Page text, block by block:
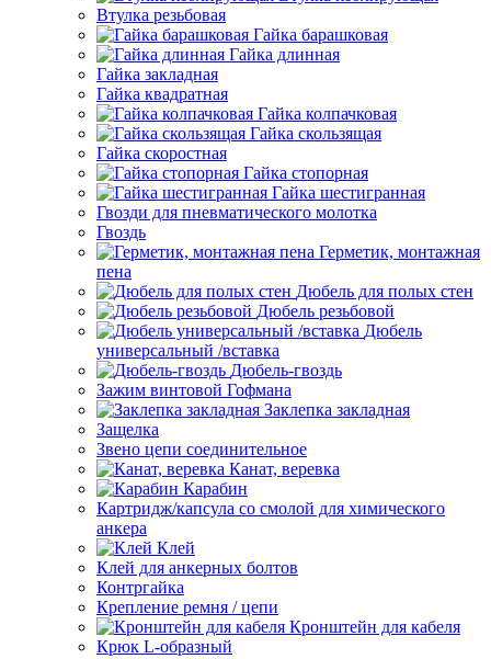
Втулка резьбовая
Гайка барашковая
Гайка длинная
Гайка закладная
Гайка квадратная
Гайка колпачковая
Гайка скользящая
Гайка скоростная
Гайка стопорная
Гайка шестигранная
Гвозди для пневматического молотка
Гвоздь
Герметик, монтажная
пена
Дюбель для полых стен
Дюбель резьбовой
Дюбель
универсальный /вставка
Дюбель-гвоздь
Зажим винтовой Гофмана
Заклепка закладная
Защелка
Звено цепи соединительное
Канат, веревка
Карабин
Картридж/капсула со смолой для химического
анкера
Клей
Клей для анкерных болтов
Контргайка
Крепление ремня / цепи
Кронштейн для кабеля
Крюк L-образный